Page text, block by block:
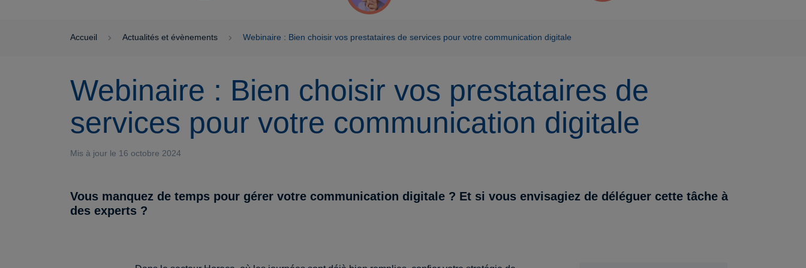
Accueil Actualités et évènements Webinaire : Bien choisir vos prestataires de services pour votre communication digitale
Webinaire : Bien choisir vos prestataires de
services pour votre communication digitale
Mis à jour le 16 octobre 2024
Vous manquez de temps pour gérer votre communication digitale ? Et si vous envisagiez de déléguer cette tâche à
des experts ?